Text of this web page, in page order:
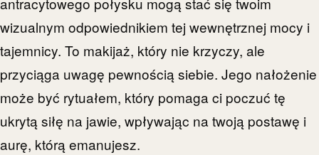
wizualnym odpowiednikiem tej wewnętrznej mocy i
tajemnicy. To makijaż, który nie krzyczy, ale
przyciąga uwagę pewnością siebie. Jego nałożenie
może być rytuałem, który pomaga ci poczuć tę
ukrytą siłę na jawie, wpływając na twoją postawę i
aurę, którą emanujesz.